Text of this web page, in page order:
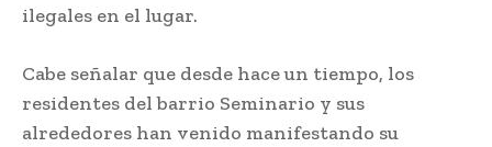
ilegales en el lugar.
Cabe señalar que desde hace un tiempo, los
residentes del barrio Seminario y sus
alrededores han venido manifestando su